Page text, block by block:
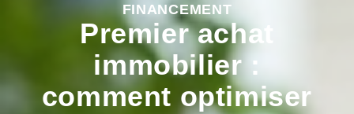
FINANCEMENT
Premier achat
immobilier :
comment optimiser